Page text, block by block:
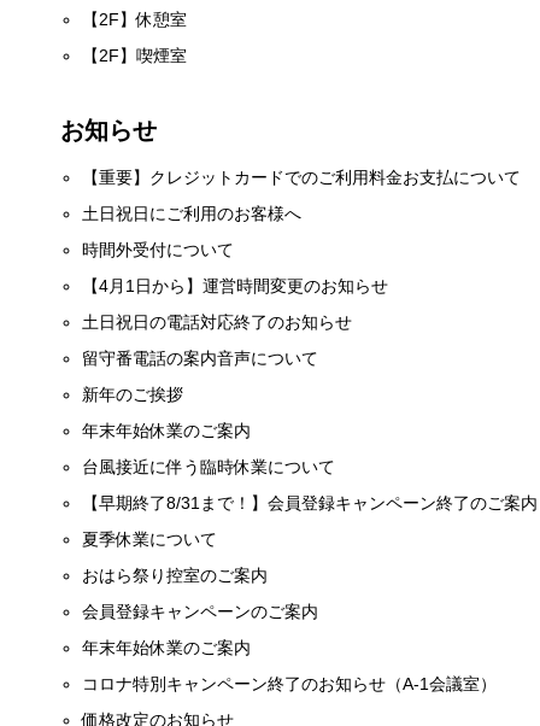
【2F】休憩室
【2F】喫煙室
お知らせ
【重要】クレジットカードでのご利用料金お支払について
土日祝日にご利用のお客様へ
時間外受付について
【4月1日から】運営時間変更のお知らせ
土日祝日の電話対応終了のお知らせ
留守番電話の案内音声について
新年のご挨拶
年末年始休業のご案内
台風接近に伴う臨時休業について
【早期終了8/31まで！】会員登録キャンペーン終了のご案内
夏季休業について
おはら祭り控室のご案内
会員登録キャンペーンのご案内
年末年始休業のご案内
コロナ特別キャンペーン終了のお知らせ（A-1会議室）
価格改定のお知らせ